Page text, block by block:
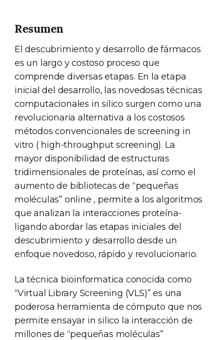
Resumen
El descubrimiento y desarrollo de fármacos
es un largo y costoso proceso que
comprende diversas etapas. En la etapa
inicial del desarrollo, las novedosas técnicas
computacionales in silico surgen como una
revolucionaria alternativa a los costosos
métodos convencionales de screening in
vitro ( high-throughput screening). La
mayor disponibilidad de estructuras
tridimensionales de proteínas, así como el
aumento de bibliotecas de “pequeñas
moléculas” online , permite a los algoritmos
que analizan la interacciones proteína-
ligando abordar las etapas iniciales del
descubrimiento y desarrollo desde un
enfoque novedoso, rápido y revolucionario.
La técnica bioinformatica conocida como
“Virtual Library Screening (VLS)” es una
poderosa herramienta de cómputo que nos
permite ensayar in silico la interacción de
millones de “pequeñas moléculas”